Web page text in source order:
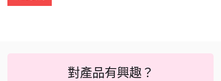
對產品有興趣？